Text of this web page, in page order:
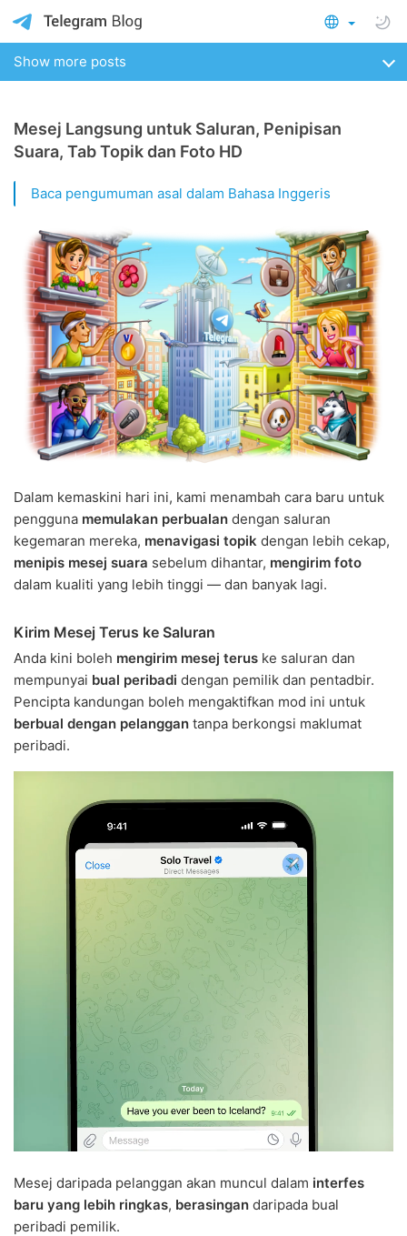
Show more posts
Mesej Langsung untuk Saluran, Penipisan
Suara, Tab Topik dan Foto HD
Baca pengumuman asal dalam Bahasa Inggeris
Dalam kemaskini hari ini, kami menambah cara baru untuk
pengguna memulakan perbualan dengan saluran
kegemaran mereka, menavigasi topik dengan lebih cekap,
menipis mesej suara sebelum dihantar, mengirim foto
dalam kualiti yang lebih tinggi — dan banyak lagi.
Kirim Mesej Terus ke Saluran
Anda kini boleh mengirim mesej terus ke saluran dan
mempunyai bual peribadi dengan pemilik dan pentadbir.
Pencipta kandungan boleh mengaktifkan mod ini untuk
berbual dengan pelanggan tanpa berkongsi maklumat
peribadi.
Mesej daripada pelanggan akan muncul dalam interfes
baru yang lebih ringkas, berasingan daripada bual
peribadi pemilik.